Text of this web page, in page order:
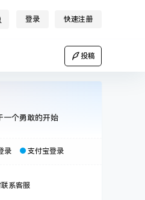
登录 快速注册
投稿
一个勇敢的开始
录 支付宝登录
系客服